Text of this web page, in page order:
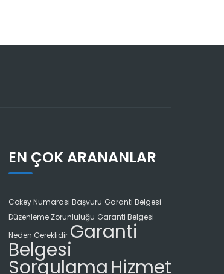
EN ÇOK ARANANLAR
Cokey Numarası Başvuru Garanti Belgesi
Düzenleme Zorunluluğu Garanti Belgesi
Neden Gereklidir Garanti
Belgesi
SorgulamaHizmet